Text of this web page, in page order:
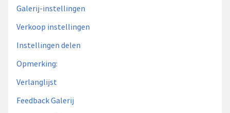
Galerij-instellingen
Verkoop instellingen
Instellingen delen
Opmerking:
Verlanglijst
Feedback Galerij